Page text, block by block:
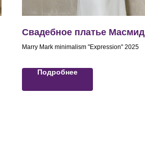
Свадебное платье Масмид
Marry Mark minimalism "Expression" 2025
Подробнее